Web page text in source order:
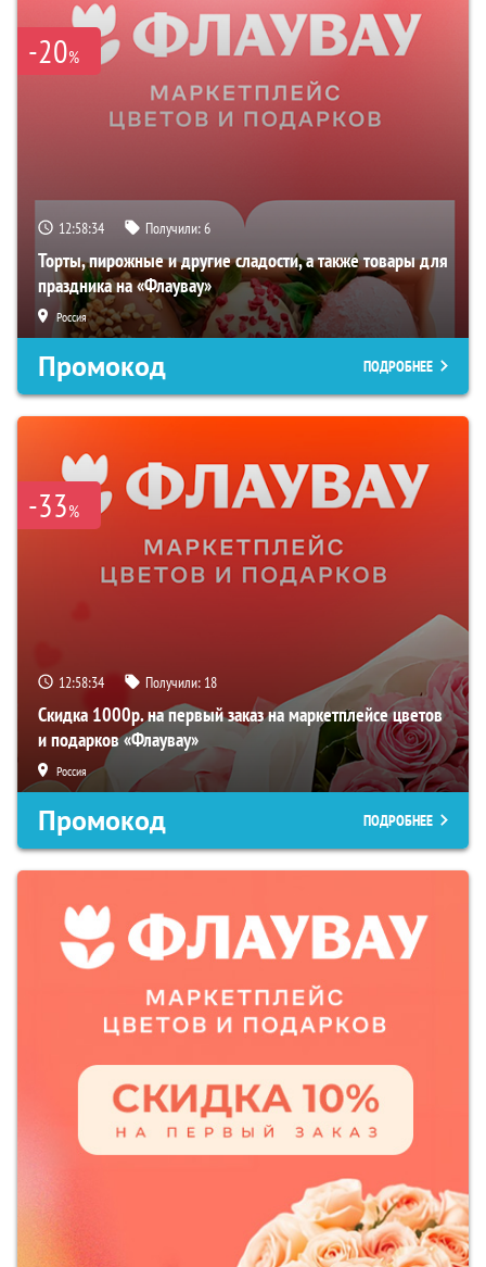
-20%
12:58:33 Получили:6
Торты, пирожные и другие сладости, а также товары для
праздника на «Флаувау»
Россия
Промокод ПОДРОБНЕЕ
-33%
12:58:33 Получили: 18
Скидка 1000р. на первый заказ на маркетплейсе цветов
и подарков «Флаувау»
Россия
Промокод ПОДРОБНЕЕ